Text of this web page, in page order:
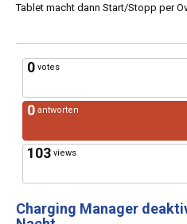
Tablet macht dann Start/Stopp per
0 votes
0 antworten
103 views
Charging Manager